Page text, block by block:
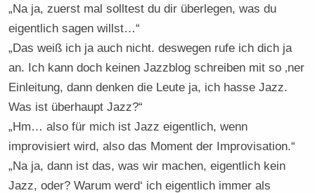
„Na ja, zuerst mal solltest du dir überlegen, was du
eigentlich sagen willst…“
„Das weiß ich ja auch nicht. deswegen rufe ich dich ja
an. Ich kann doch keinen Jazzblog schreiben mit so ‚ner
Einleitung, dann denken die Leute ja, ich hasse Jazz.
Was ist überhaupt Jazz?“
„Hm… also für mich ist Jazz eigentlich, wenn
improvisiert wird, also das Moment der Improvisation.“
„Na ja, dann ist das, was wir machen, eigentlich kein
Jazz, oder? Warum werd‘ ich eigentlich immer als